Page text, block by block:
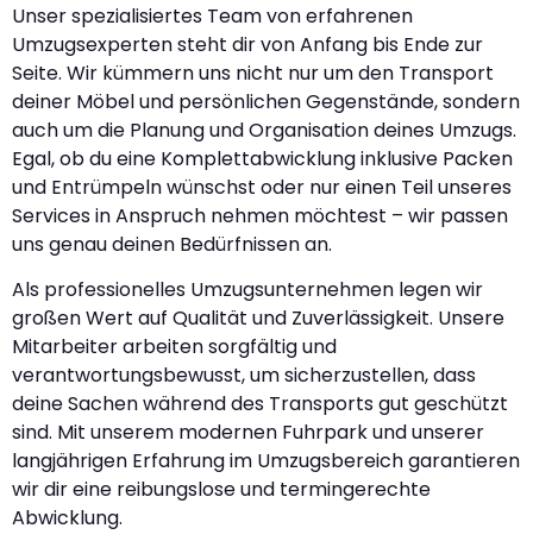
Unser spezialisiertes Team von erfahrenen
Umzugsexperten steht dir von Anfang bis Ende zur
Seite. Wir kümmern uns nicht nur um den Transport
deiner Möbel und persönlichen Gegenstände, sondern
auch um die Planung und Organisation deines Umzugs.
Egal, ob du eine Komplettabwicklung inklusive Packen
und Entrümpeln wünschst oder nur einen Teil unseres
Services in Anspruch nehmen möchtest – wir passen
uns genau deinen Bedürfnissen an.
Als professionelles Umzugsunternehmen legen wir
großen Wert auf Qualität und Zuverlässigkeit. Unsere
Mitarbeiter arbeiten sorgfältig und
verantwortungsbewusst, um sicherzustellen, dass
deine Sachen während des Transports gut geschützt
sind. Mit unserem modernen Fuhrpark und unserer
langjährigen Erfahrung im Umzugsbereich garantieren
wir dir eine reibungslose und termingerechte
Abwicklung.